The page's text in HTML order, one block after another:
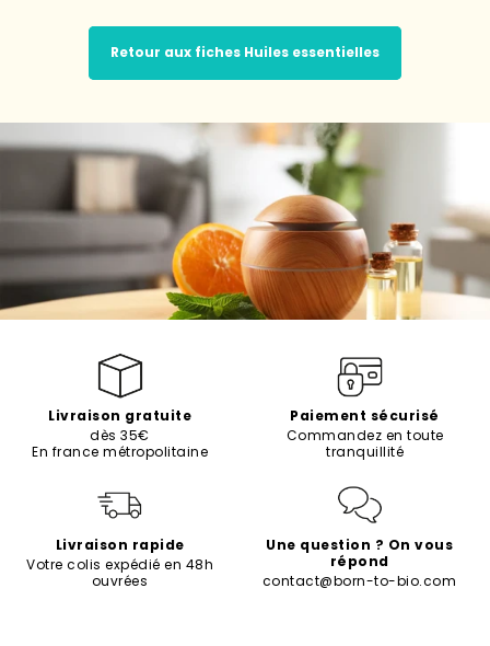
Retour aux fiches Huiles essentielles
Livraison gratuite
dès 35€
En france métropolitaine
Paiement sécurisé
Commandez en toute
tranquillité
Livraison rapide
Votre colis expédié en 48h
ouvrées
Une question ? On vous
répond
contact@born-to-bio.com